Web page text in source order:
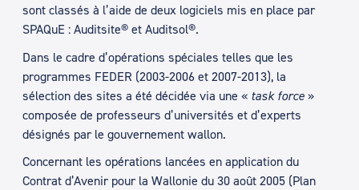
sont classés à l’aide de deux logiciels mis en place par
SPAQuE : Auditsite® et Auditsol®.
Dans le cadre d’opérations spéciales telles que les
programmes FEDER (2003-2006 et 2007-2013), la
sélection des sites a été décidée via une « task force »
composée de professeurs d’universités et d’experts
désignés par le gouvernement wallon.
Concernant les opérations lancées en application du
Contrat d’Avenir pour la Wallonie du 30 août 2005 (Plan